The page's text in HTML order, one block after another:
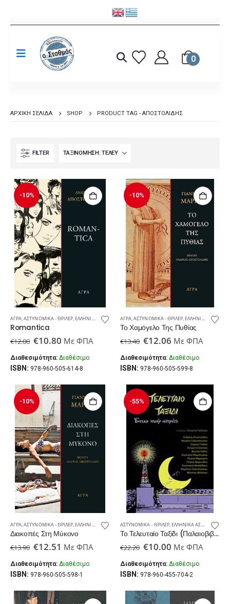
0
ΑΡΧΙΚΉ ΣΕΛΊΔΑ SHOP PRODUCT TAG - ΑΠΟΣΤΟΛΊΔΗΣ
FILTER
-10%
ΆΓΡΑ,ΑΣΤΥΝΟΜΙΚΆ - ΘΡΊΛΕΡ, ΕΛΛΗΝΙΚΆ ΑΣΤΥΝΟΜΙΚΆ – ΘΡΊΛΕΡ ,ΕΛΛΗΝΙΚΉ ΛΟΓΟΤΕΧΝΊΑ, ΝΈΕΣ
Romantica
€12.00 Original
was:
€12.00.
€10.80Η
τιμή
είναι:
€10.80.
Με ΦΠΑ
Διαθεσιμότητα: Διαθέσιμο
ISBN: 978-960-505-614-8
-10%
ΆΓΡΑ,ΑΣΤΥΝΟΜΙΚΆ - ΘΡΊΛΕΡ, ΕΛΛΗΝΙΚΆ ΑΣΤΥΝΟΜΙΚΆ – ΘΡΊΛΕΡ
Το Χαμόγελο Της Πυθίας
€13.40 Original
was:
€13.40.
€12.06Η
τιμή
είναι:
€12.06.
Με ΦΠΑ
Διαθεσιμότητα: Διαθέσιμο
ISBN: 978-960-505-599-8
-10%
ΆΓΡΑ,ΑΣΤΥΝΟΜΙΚΆ - ΘΡΊΛΕΡ, ΕΛΛΗΝΙΚΆ ΑΣΤΥΝΟΜΙΚΆ – ΘΡΊΛΕΡ , ΝΈΕΣ ΚΥΚΛΟΦΟΡΊΕΣ
Διακοπές Στη Μύκονο
€13.90 Original
was:
€13.90.
€12.51 Η
τιμή
είναι:
€12.51.
Με ΦΠΑ
Διαθεσιμότητα: Διαθέσιμο
ISBN: 978-960-505-598-1
-55%
ΑΣΤΥΝΟΜΙΚΆ - ΘΡΊΛΕΡ, ΕΛΛΗΝΙΚΆ ΑΣΤΥΝΟΜΙΚΆ – ΘΡΊΛΕΡ
Το Τελευταίο Ταξίδι (Παλαιοβιβλιοπωλείο)
€22.20 Original
was:
€22.20.
€10.00Η
τιμή
είναι:
€10.00.
Με ΦΠΑ
Διαθεσιμότητα: Διαθέσιμο
ISBN: 978-960-455-704-2